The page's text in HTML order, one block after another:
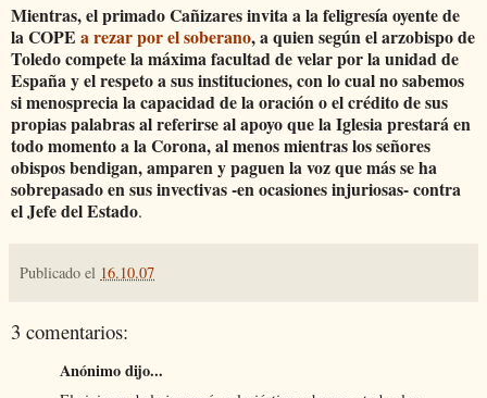
Mientras, el primado Cañizares invita a la feligresía oyente de
la COPE a rezar por el soberano, a quien según el arzobispo de
Toledo compete la máxima facultad de velar por la unidad de
España y el respeto a sus instituciones, con lo cual no sabemos
si menosprecia la capacidad de la oración o el crédito de sus
propias palabras al referirse al apoyo que la Iglesia prestará en
todo momento a la Corona, al menos mientras los señores
obispos bendigan, amparen y paguen la voz que más se ha
sobrepasado en sus invectivas -en ocasiones injuriosas- contra
el Jefe del Estado.
Publicado el 16.10.07
3 comentarios:
Anónimo dijo...